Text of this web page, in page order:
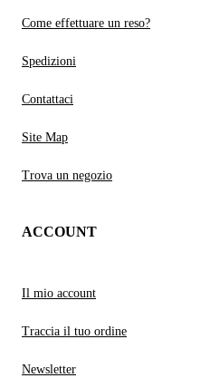
Come effettuare un reso?
Spedizioni
Contattaci
Site Map
Trova un negozio
ACCOUNT
Il mio account
Traccia il tuo ordine
Newsletter